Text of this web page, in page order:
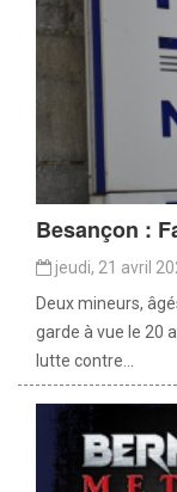
Besançon :
jeudi, 21 avril
Deux mineurs,
garde à vue le 20
lutte contre...